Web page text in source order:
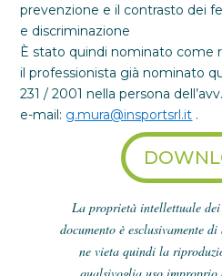
prevenzione e il contrasto dei
e discriminazione
È stato quindi nominato come
il professionista già nominato
231 / 2001 nella persona
e-mail: g.mura@insportsrl.it .
La proprietà intellettuale
documento è esclusivamente
ne vieta quindi la